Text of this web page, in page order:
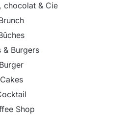
chocolat & Cie
& Burgers
Burger
Cakes
Shop